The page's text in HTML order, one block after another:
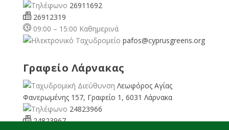
26911692
26912319
09:00 – 15:00 Καθημερινά
pafos@cyprusgreens.org
Γραφείο Λάρνακας
Λεωφόρος Αγίας
Φανερωμένης 157, Γραφείο 1, 6031 Λάρνακα
24823966
24823967